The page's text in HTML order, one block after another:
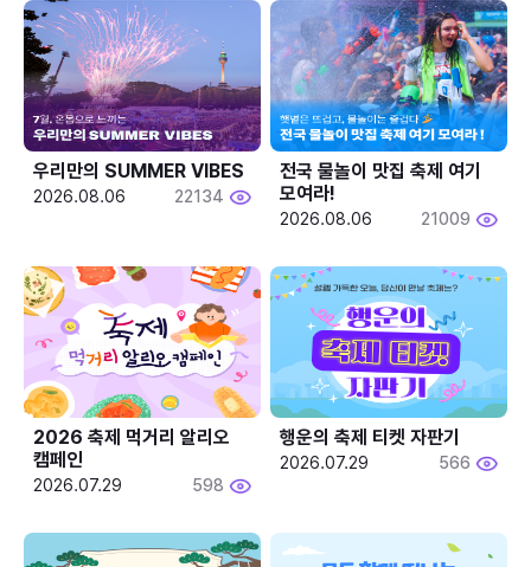
우리만의 SUMMER VIBES
2026.08.06 22134
전국 물놀이 맛집 축제 여기
모여라!
2026.08.06 21009
2026 축제 먹거리 알리오
캠페인
2026.07.29 598
행운의 축제 티켓 자판기
2026.07.29 566